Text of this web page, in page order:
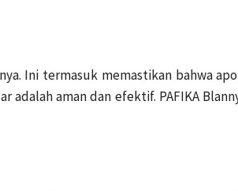
Ini termasuk memastikan bahwa
aman dan efektif. PAFIKA